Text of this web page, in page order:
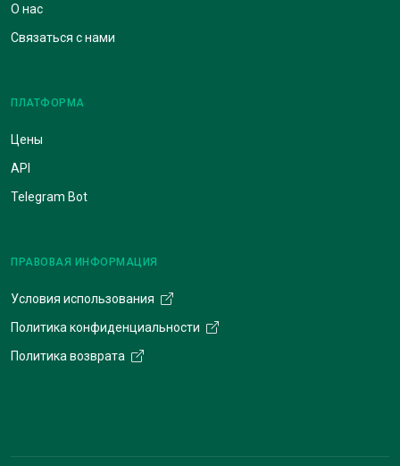
О нас
Связаться с нами
ПЛАТФОРМА
Цены
API
Telegram Bot
ПРАВОВАЯ ИНФОРМАЦИЯ
Условия использования
Политика конфиденциальности
Политика возврата